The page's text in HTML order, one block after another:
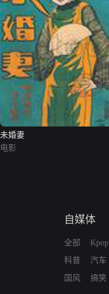
未婚妻
电影
自媒体
全部
科普
国风
Kpop
汽车
搞笑